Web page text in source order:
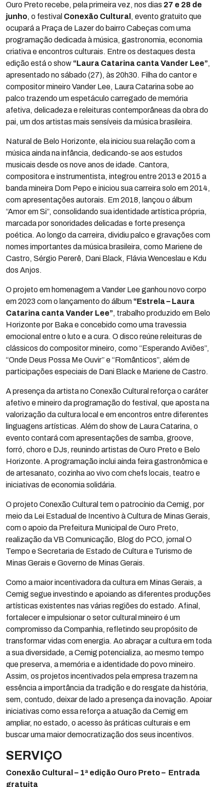
Ouro Preto recebe, pela primeira vez, nos dias 27 e 28 de
junho, o festival Conexão Cultural , evento gratuito que
ocupará a Praça de Lazer do bairro Cabeças com uma
programação dedicada à música, gastronomia, economia
criativa e encontros culturais. Entre os destaques desta
edição está o show “Laura Catarina canta Vander Lee”,
apresentado no sábado (27), às 20h30. Filha do cantor e
compositor mineiro Vander Lee, Laura Catarina sobe ao
palco trazendo um espetáculo carregado de memória
afetiva, delicadeza e releituras contemporâneas da obra do
pai, um dos artistas mais sensíveis da música brasileira.
Natural de Belo Horizonte, ela iniciou sua relação com a
música ainda na infância, dedicando-se aos estudos
musicais desde os nove anos de idade. Cantora,
compositora e instrumentista, integrou entre 2013 e 2015 a
banda mineira Dom Pepo e iniciou sua carreira solo em 2014,
com apresentações autorais. Em 2018, lançou o álbum
“Amor em Si”, consolidando sua identidade artística própria,
marcada por sonoridades delicadas e forte presença
poética. Ao longo da carreira, dividiu palco e gravações com
nomes importantes da música brasileira, como Mariene de
Castro, Sérgio Pererê, Dani Black, Flávia Wenceslau e Kdu
dos Anjos.
O projeto em homenagem a Vander Lee ganhou novo corpo
em 2023 com o lançamento do álbum “Estrela – Laura
Catarina canta Vander Lee”, trabalho produzido em Belo
Horizonte por Baka e concebido como uma travessia
emocional entre o luto e a cura. O disco reúne releituras de
clássicos do compositor mineiro, como “Esperando Aviões”,
“Onde Deus Possa Me Ouvir” e “Românticos”, além de
participações especiais de Dani Black e Mariene de Castro.
A presença da artista no Conexão Cultural reforça o caráter
afetivo e mineiro da programação do festival, que aposta na
valorização da cultura local e em encontros entre diferentes
linguagens artísticas. Além do show de Laura Catarina, o
evento contará com apresentações de samba, groove,
forró, choro e DJs, reunindo artistas de Ouro Preto e Belo
Horizonte. A programação inclui ainda feira gastronômica e
de artesanato, cozinha ao vivo com chefs locais, teatro e
iniciativas de economia solidária.
O projeto Conexão Cultural tem o patrocínio da Cemig, por
meio da Lei Estadual de Incentivo à Cultura de Minas Gerais,
com o apoio da Prefeitura Municipal de Ouro Preto,
realização da VB Comunicação, Blog do PCO, jornal O
Tempo e Secretaria de Estado de Cultura e Turismo de
Minas Gerais e Governo de Minas Gerais.
Como a maior incentivadora da cultura em Minas Gerais, a
Cemig segue investindo e apoiando as diferentes produções
artísticas existentes nas várias regiões do estado. Afinal,
fortalecer e impulsionar o setor cultural mineiro é um
compromisso da Companhia, refletindo seu propósito de
transformar vidas com energia. Ao abraçar a cultura em toda
a sua diversidade, a Cemig potencializa, ao mesmo tempo
que preserva, a memória e a identidade do povo mineiro.
Assim, os projetos incentivados pela empresa trazem na
essência a importância da tradição e do resgate da história,
sem, contudo, deixar de lado a presença da inovação. Apoiar
iniciativas como essa reforça a atuação da Cemig em
ampliar, no estado, o acesso às práticas culturais e em
buscar uma maior democratização dos seus incentivos.
SERVIÇO
Conexão Cultural – 1ª edição Ouro Preto – Entrada
gratuita